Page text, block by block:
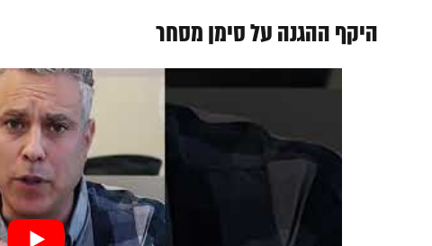
היקף ההגנה על סימן מסחר